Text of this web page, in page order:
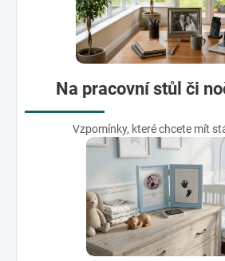
Na pracovní stůl či
Vzpomínky, které chcete mít